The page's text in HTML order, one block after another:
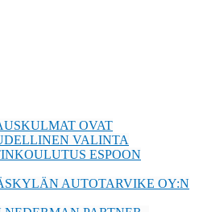
OVAT
VALINTA
ESPOON
AUTOTARVIKE OY:N